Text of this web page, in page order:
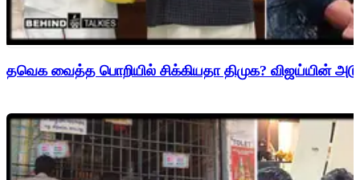
தவெக வைத்த பொறியில் சிக்கியதா திமுக? விஜய்யின்